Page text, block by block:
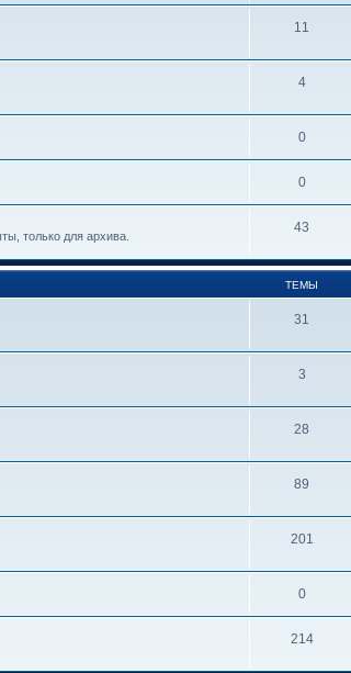
11
4
0
0
только для архива.
43
ТЕМЫ
31
3
28
89
201
0
214